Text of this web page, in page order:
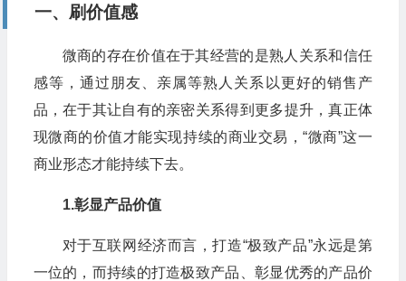
一、刷价值感
微商的存在价值在于其经营的是熟人关系和信任
感等，通过朋友、亲属等熟人关系以更好的销售产
品，在于其让自有的亲密关系得到更多提升，真正体
现微商的价值才能实现持续的商业交易，“微商”这一
商业形态才能持续下去。
1.彰显产品价值
对于互联网经济而言，打造“极致产品”永远是第
一位的，而持续的打造极致产品、彰显优秀的产品价